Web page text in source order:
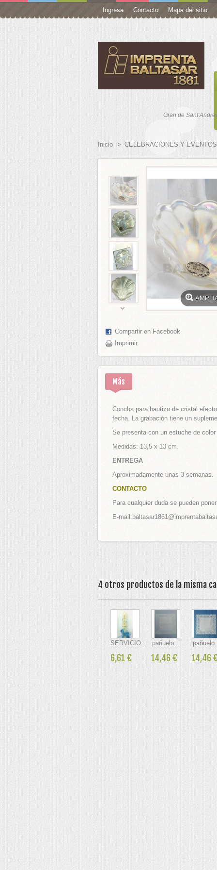
Ingresa Contacto Mapa del sitio
Gran de Sant
Inicio > CELEBRACIONES Y EVENTOS
Compartir en Facebook
Imprimir
Más
Concha para bautizo de cristal
fecha. La grabación tiene un
Se presenta con un estuche de color
Medidas: 13,5 x 13 cm.
ENTREGA
Aproximadamente unas 3 semanas.
CONTACTO
Para cualquier duda se pueden
E-
4 otros productos de la misma
SERVICIO...
6,61 €
pañuelo...
14,46 €
pañuelo...
14,46
PARA ANILLOS BODA